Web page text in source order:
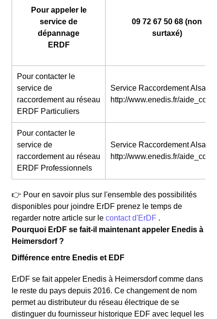
Pour appeler le
service de
dépannage
ERDF
09 72 67 50 68 (non
surtaxé)
Pour contacter le
service de
raccordement au réseau
ERDF Particuliers
Service Raccordement Alsace
http://www.enedis.fr/
Pour contacter le
service de
raccordement au réseau
ERDF Professionnels
Service Raccordement Alsace
http://www.enedis.fr/
👉 Pour en savoir plus sur l'ensemble des possibilités
disponibles pour joindre ErDF prenez le temps de
regarder notre article sur le contact d'ErDF .
Pourquoi ErDF se fait-il maintenant appeler Enedis à
Heimersdorf ?
Différence entre Enedis et EDF
ErDF se fait appeler Enedis à Heimersdorf comme dans
le reste du pays depuis 2016. Ce changement de nom
permet au distributeur du réseau électrique de se
distinguer du fournisseur historique EDF avec lequel les